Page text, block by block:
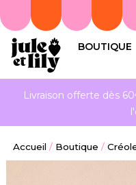
BOUTIQUE
Livraison offerte dès
Accueil / Boutique /